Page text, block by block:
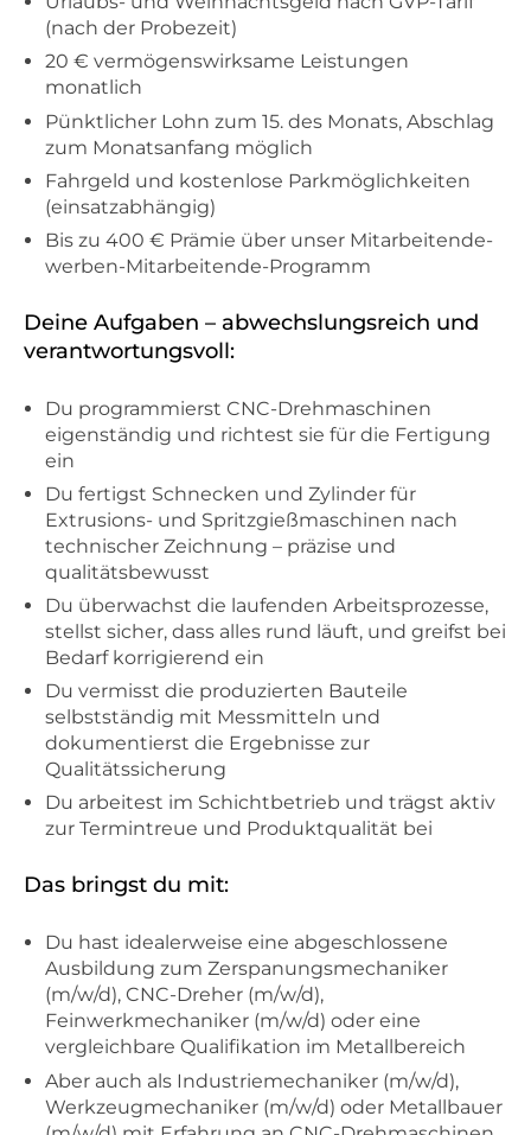
(nach der Probezeit)
20 € vermögenswirksame Leistungen
monatlich
Pünktlicher Lohn zum 15. des Monats, Abschlag
zum Monatsanfang möglich
Fahrgeld und kostenlose Parkmöglichkeiten
(einsatzabhängig)
Bis zu 400 € Prämie über unser Mitarbeitende-
werben-Mitarbeitende-Programm
Deine Aufgaben – abwechslungsreich und
verantwortungsvoll:
Du programmierst CNC-Drehmaschinen
eigenständig und richtest sie für die Fertigung
ein
Du fertigst Schnecken und Zylinder für
Extrusions- und Spritzgießmaschinen nach
technischer Zeichnung – präzise und
qualitätsbewusst
Du überwachst die laufenden Arbeitsprozesse,
stellst sicher, dass alles rund läuft, und greifst bei
Bedarf korrigierend ein
Du vermisst die produzierten Bauteile
selbstständig mit Messmitteln und
dokumentierst die Ergebnisse zur
Qualitätssicherung
Du arbeitest im Schichtbetrieb und trägst aktiv
zur Termintreue und Produktqualität bei
Das bringst du mit:
Du hast idealerweise eine abgeschlossene
Ausbildung zum Zerspanungsmechaniker
(m/w/d), CNC-Dreher (m/w/d),
Feinwerkmechaniker (m/w/d) oder eine
vergleichbare Qualifikation im Metallbereich
Aber auch als Industriemechaniker (m/w/d),
Werkzeugmechaniker (m/w/d) oder Metallbauer